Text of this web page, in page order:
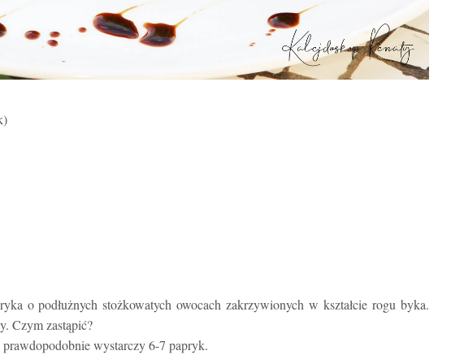
o podłużnych stożkowatych owocach zakrzywionych w kształcie rogu byka.
Czym zastąpić?
wystarczy 6-7 papryk.